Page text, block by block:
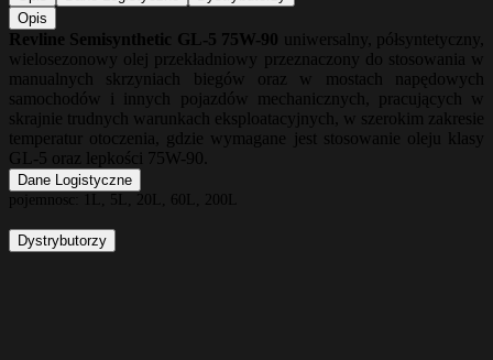
Opis
Revline Semisynthetic GL-5 75W-90 uniwersalny, półsyntetyczny,
wielosezonowy olej przekładniowy przeznaczony do stosowania w
manualnych skrzyniach biegów oraz w mostach napędowych
samochodów i innych pojazdów mechanicznych, pracujących w
skrajnie trudnych warunkach eksploatacyjnych, w szerokim zakresie
temperatur otoczenia, gdzie wymagane jest stosowanie oleju klasy
GL-5 oraz lepkości 75W-90.
Dane Logistyczne
pojemnosc:
1L, 5L, 20L, 60L, 200L
Dystrybutorzy